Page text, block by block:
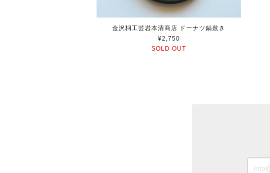
金沢桐工芸岩本清商店 ドーナツ鍋敷き
¥2,750
SOLD OUT